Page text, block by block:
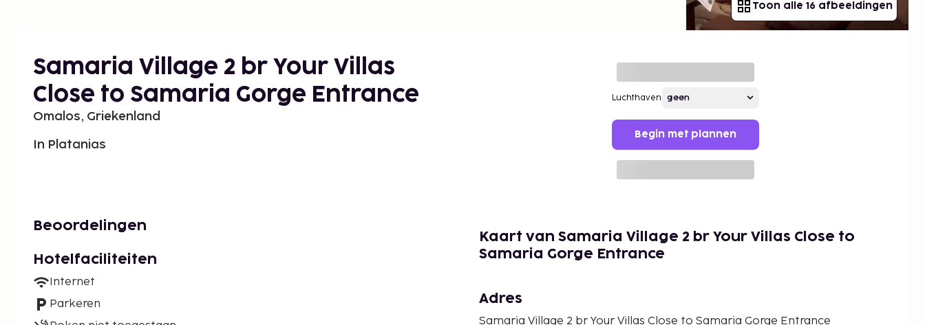
Toon alle 16 afbeeldingen
Samaria Village 2 br Your Villas
Close to Samaria Gorge Entrance
Omalos, Griekenland
In Platanias
Luchthaven
Begin met plannen
Beoordelingen
Hotelfaciliteiten
Internet
Parkeren
Kaart van Samaria Village 2 br Your Villas Close to
Samaria Gorge Entrance
Adres
Samaria Village 2 br Your Villas Close to Samaria Gorge Entrance